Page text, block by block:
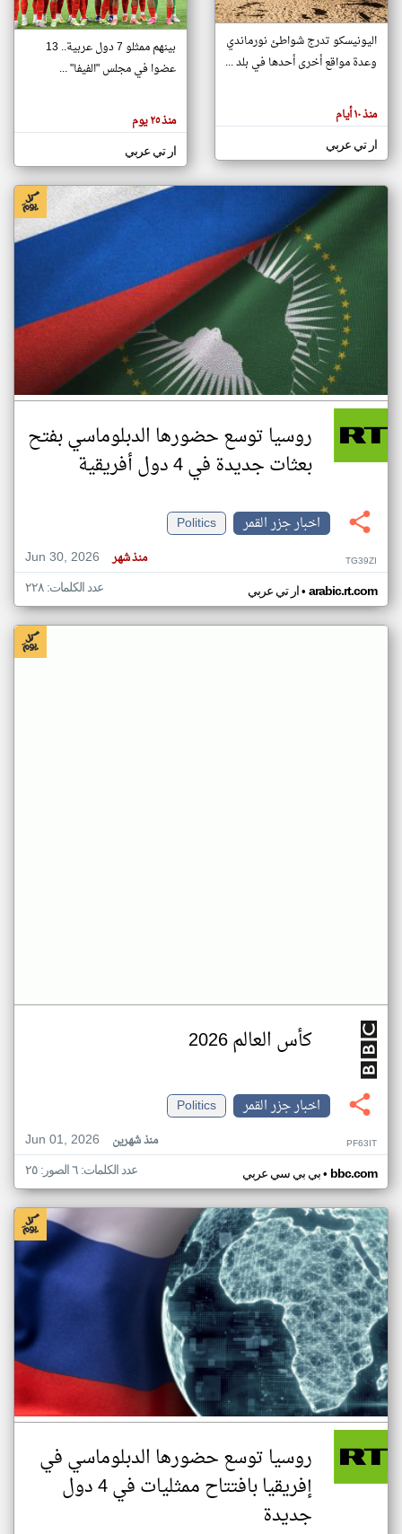
تغيير الدولة
اخبار جزر القمر على مدار الساعة
أهم اخبار جزر القمر العاجلة والمباشرة
هنا عن
وجهة
كاتبيها.
اليونيسكو تدرج شواطئ نورماندي
وعدة مواقع أخرى أحدها في بلد ...
منذ ١٠ أيام
ار تي عربي
بينهم ممثلو 7 دول عربية.. 13
عضوا في مجلس "الفيفا" ...
منذ ٢٥ يوم
ار تي عربي
روسيا توسع حضورها الدبلوماسي بفتح
بعثات جديدة في 4 دول أفريقية
اخبار جزر القمر
Politics
Jun 30, 2026
منذ شهر TG39ZI
ار تي عربي• arabic.rt.com عدد الكلمات: ٢٢٨
كأس العالم 2026
اخبار جزر القمر
Politics
Jun 01, 2026
منذ شهرين PF63IT
بي بي سي عربي• bbc.com عدد الكلمات: ٦ الصور: ٢٥
روسيا توسع حضورها الدبلوماسي في
إفريقيا بافتتاح ممثليات في 4 دول
جديدة
klyoum.com